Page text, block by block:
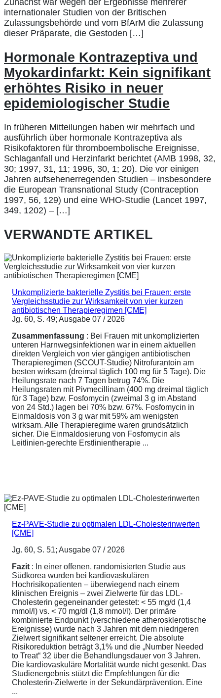
Zunächst war wegen der Ergebnisse mehrerer
internationaler Studien von der Britischen
Zulassungsbehörde und vom BfArM die Zulassung
dieser Präparate, die Gestoden […]
Hormonale Kontrazeptiva und
Myokardinfarkt: Kein signifikant
erhöhtes Risiko in neuer
epidemiologischer Studie
In früheren Mitteilungen haben wir mehrfach und
ausführlich über hormonale Kontrazeptiva als
Risikofaktoren für thromboembolische Ereignisse,
Schlaganfall und Herzinfarkt berichtet (AMB 1998, 32,
30; 1997, 31, 11; 1996, 30, 1; 20). Die vor einigen
Jahren aufsehenerregenden Studien – insbesondere
die European Transnational Study (Contraception
1997, 56, 129) und eine WHO-Studie (Lancet 1997,
349, 1202) – […]
VERWANDTE ARTIKEL
Unkomplizierte bakterielle Zystitis bei Frauen: erste
Vergleichsstudie zur Wirksamkeit von vier kurzen
antibiotischen Therapieregimen [CME]
Jg. 60, S. 49; Ausgabe 07 / 2026
Zusammenfassung : Bei Frauen mit unkomplizierten
unteren Harnwegsinfektionen war in einem aktuellen
direkten Vergleich von vier gängigen antibiotischen
Therapieregimen (SCOUT-Studie) Nitrofurantoin am
besten wirksam (dreimal täglich 100 mg für 5 Tage). Die
Heilungsrate nach 7 Tagen betrug 74%. Die
Heilungsraten mit Pivmecillinam (400 mg dreimal täglich
für 3 Tage) bzw. Fosfomycin (zweimal 3 g im Abstand
von 24 Std.) lagen bei 70% bzw. 67%. Fosfomycin in
Einmaldosis von 3 g war mit 59% am wenigsten
wirksam. Alle Therapieregime waren grundsätzlich
sicher. Die Einmaldosierung von Fosfomycin als
Leitlinien-gerechte Erstlinientherapie ...
Ez-PAVE-Studie zu optimalen LDL-Cholesterinwerten
[CME]
Jg. 60, S. 51; Ausgabe 07 / 2026
Fazit : In einer offenen, randomisierten Studie aus
Südkorea wurden bei kardiovaskulären
Hochrisikopatienten – überwiegend nach einem
klinischen Ereignis – zwei Zielwerte für das LDL-
Cholesterin gegeneinander getestet: < 55 mg/d (1,4
mmol/l) vs. < 70 mg/dl (1,8 mmol/l). Der primäre
kombinierte Endpunkt (verschiedene atherosklerotische
Ereignisse) wurde nach 3 Jahren mit dem niedrigeren
Zielwert signifikant seltener erreicht. Die absolute
Risikoreduktion beträgt 3,1% und die „Number Needed
to Treat“ 32 über die Behandlungsdauer von 3 Jahren.
Die kardiovaskuläre Mortalität wurde nicht gesenkt. Das
Studienergebnis stützt die Empfehlungen für die
Cholesterin-Zielwerte in der Sekundärprävention. Eine
...